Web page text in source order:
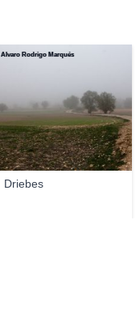
Driebes
Alvaro Rodrigo Marqués